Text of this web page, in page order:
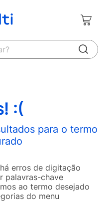
:(
para o termo
erros de digitação
palavras-chave
ao termo desejado
do menu